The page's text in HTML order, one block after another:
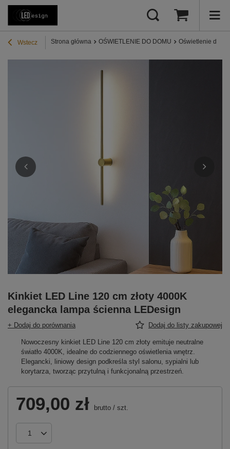
Wstecz Strona główna OŚWIETLENIE DO DOMU Oświetlenie do
Kinkiet LED Line 120 cm złoty 4000K
elegancka lampa ścienna LEDesign
+ Dodaj do porównania Dodaj do listy zakupowej
Nowoczesny kinkiet LED Line 120 cm złoty emituje neutralne
światło 4000K, idealne do codziennego oświetlenia wnętrz.
Elegancki, liniowy design podkreśla styl salonu, sypialni lub
korytarza, tworząc przytulną i funkcjonalną przestrzeń.
709,00 zł brutto / szt.